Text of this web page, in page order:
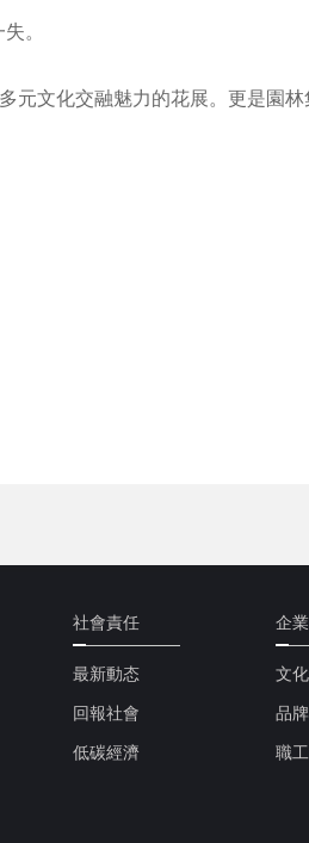
。
元文化交融魅力的花展。更是園林
社會責任
最新動态
回報社會
低碳經濟
企
文
品
職